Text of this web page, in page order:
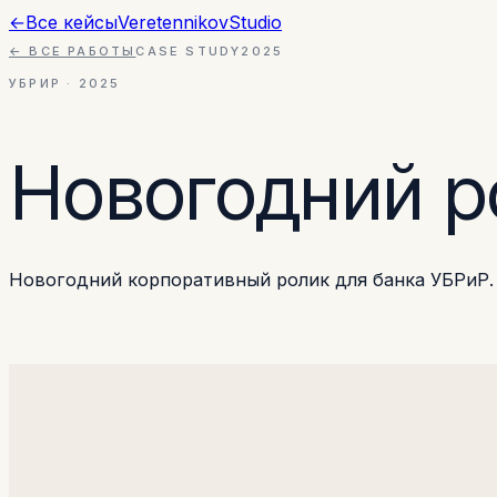
←Все кейсыVeretennikovStudio
← ВСЕ РАБОТЫ CASE STUDY 2025
УБРИР · 2025
Новогодний
Новогодний корпоративный ролик для банка УБРиР.